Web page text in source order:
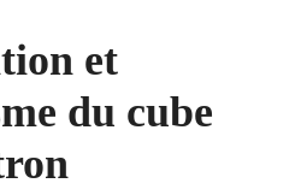
et
du cube